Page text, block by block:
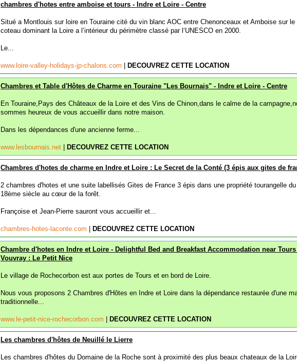
chambres d'hotes entre amboise et tours - Indre et Loire - Centre
Situé a Montlouis sur loire en Touraine cité du vin blanc AOC entre Chenonceaux et Amboise sur le
coteau dominant la Loire a l’intérieur du périmètre classé par l‘UNESCO en 2000.
Le...
www.loire-valley-holidays-jp-chalons.com DECOUVREZ CETTE LOCATION
Chambres et Table d'Hôtes de Charme en Touraine "Les Bournais" - Indre et Loire - Centre
En Touraine,Pays des Châteaux de la Loire et des Vins de Chinon,dans le calme de la
sommes heureux de vous accueillir dans notre maison.
Dans les dépendances d'une ancienne ferme...
www.lesbournais.net DECOUVREZ CETTE LOCATION
Chambres d'hotes de charme en Indre et Loire : Le Secret de la Conté (3 épis aux gites de
2 chambres d'hotes et une suite labellisés Gites de France 3 épis dans une propriété tourangelle du
18ème siècle au cœur de la forêt.
Françoise et Jean-Pierre sauront vous accueillir et...
chambres-hotes-laconte.com DECOUVREZ CETTE LOCATION
Chambre d'hotes en Indre et Loire - Delightful Bed and Breakfast Accommodation near
Vouvray : Le Petit Nice
Le village de Rochecorbon est aux portes de Tours et en bord de Loire.
Nous vous proposons 2 Chambres d'Hôtes en Indre et Loire dans la dépendance restaurée d'une
traditionnelle...
www.le-petit-nice-rochecorbon.com DECOUVREZ CETTE LOCATION
Les chambres d'hôtes de Neuillé le Lierre
Les chambres d'hôtes du Domaine de la Roche sont à proximité des plus beaux chateaux de la